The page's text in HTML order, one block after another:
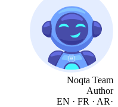
Noqta Team
Author
EN · FR · AR